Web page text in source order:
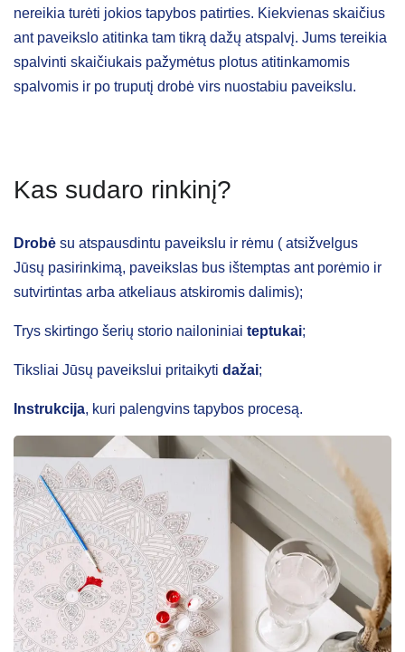
nereikia turėti jokios tapybos patirties. Kiekvienas skaičius
ant paveikslo atitinka tam tikrą dažų atspalvį. Jums tereikia
spalvinti skaičiukais pažymėtus plotus atitinkamomis
spalvomis ir po truputį drobė virs nuostabiu paveikslu.
Kas sudaro rinkinį?
Drobė su atspausdintu paveikslu ir rėmu ( atsižvelgus
Jūsų pasirinkimą, paveikslas bus ištemptas ant porėmio ir
sutvirtintas arba atkeliaus atskiromis dalimis);
Trys skirtingo šerių storio nailoniniai teptukai;
Tiksliai Jūsų paveikslui pritaikyti dažai;
Instrukcija, kuri palengvins tapybos procesą.